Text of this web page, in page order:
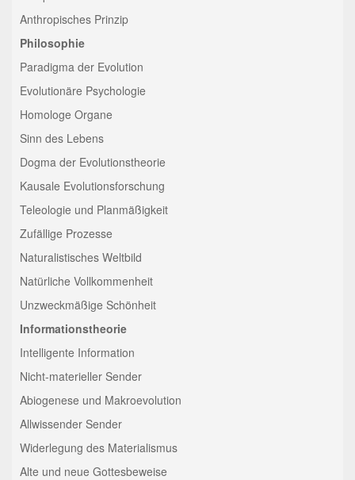
Anthropisches Prinzip
Philosophie
Paradigma der Evolution
Evolutionäre Psychologie
Homologe Organe
Sinn des Lebens
Dogma der Evolutionstheorie
Kausale Evolutionsforschung
Teleologie und Planmäßigkeit
Zufällige Prozesse
Naturalistisches Weltbild
Natürliche Vollkommenheit
Unzweckmäßige Schönheit
Informationstheorie
Intelligente Information
Nicht-materieller Sender
Abiogenese und Makroevolution
Allwissender Sender
Widerlegung des Materialismus
Alte und neue Gottesbeweise